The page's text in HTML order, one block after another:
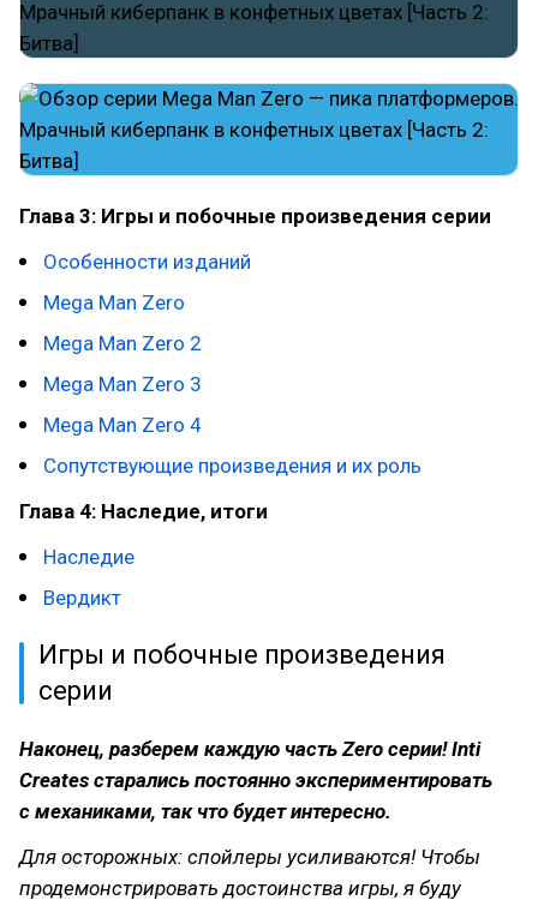
Глава 3: Игры и побочные произведения серии
Особенности изданий
Mega Man Zero
Mega Man Zero 2
Mega Man Zero 3
Mega Man Zero 4
Сопутствующие произведения и их роль
Глава 4: Наследие, итоги
Наследие
Вердикт
Игры и побочные произведения
серии
Наконец, разберем каждую часть Zero серии! Inti
Creates старались постоянно экспериментировать
с механиками, так что будет интересно.
Для осторожных: спойлеры усиливаются! Чтобы
продемонстрировать достоинства игры, я буду